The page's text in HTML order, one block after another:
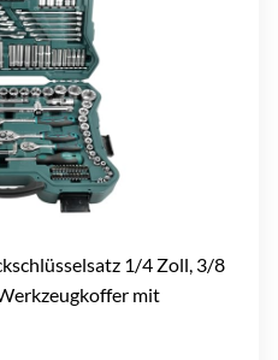
1/4 Zoll, 3/8
mit